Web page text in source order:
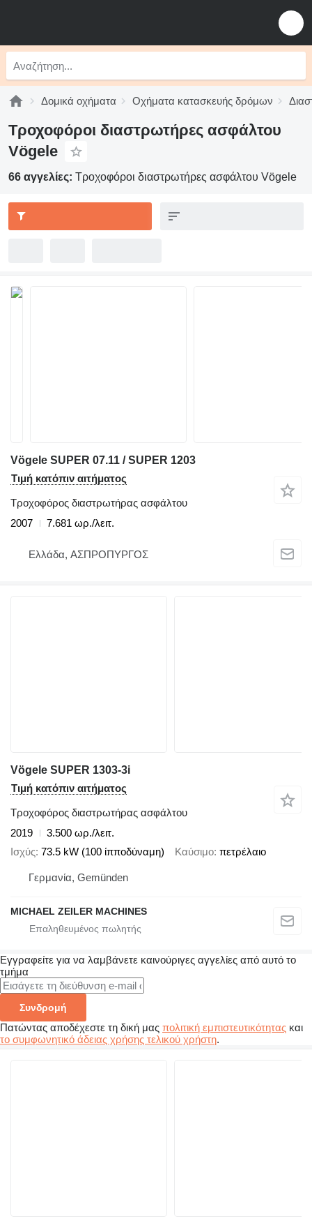
Δομικά οχήματα Οχήματα κατασκευής δρόμων
Τροχοφόροι διαστρωτήρες ασφάλτου
Vögele
66 αγγελίες: Τροχοφόροι διαστρωτήρες ασφάλτου Vögele
Vögele SUPER 07.11 / SUPER 1203
Τιμή κατόπιν αιτήματος
Τροχοφόρος διαστρωτήρας ασφάλτου
2007
7.681 ωρ./λειτ.
Ελλάδα, ΑΣΠΡΟΠΥΡΓΟΣ
Vögele SUPER 1303-3i
Τιμή κατόπιν αιτήματος
Τροχοφόρος διαστρωτήρας ασφάλτου
2019
3.500 ωρ./λειτ.
Ισχύς 73.5 kW (100 ίπποδύναμη) Καύσιμο πετρέλαιο
Γερμανία, Gemünden
MICHAEL ZEILER MACHINES
Εγγραφείτε για να λαμβάνετε καινούριγες αγγελίες από αυτό το
τμήμα
Συνδρομή
Πατώντας αποδέχεστε τη δική μας πολιτική εμπιστευτικότητας και
το συμφωνητικό άδειας χρήσης τελικού χρήστη.